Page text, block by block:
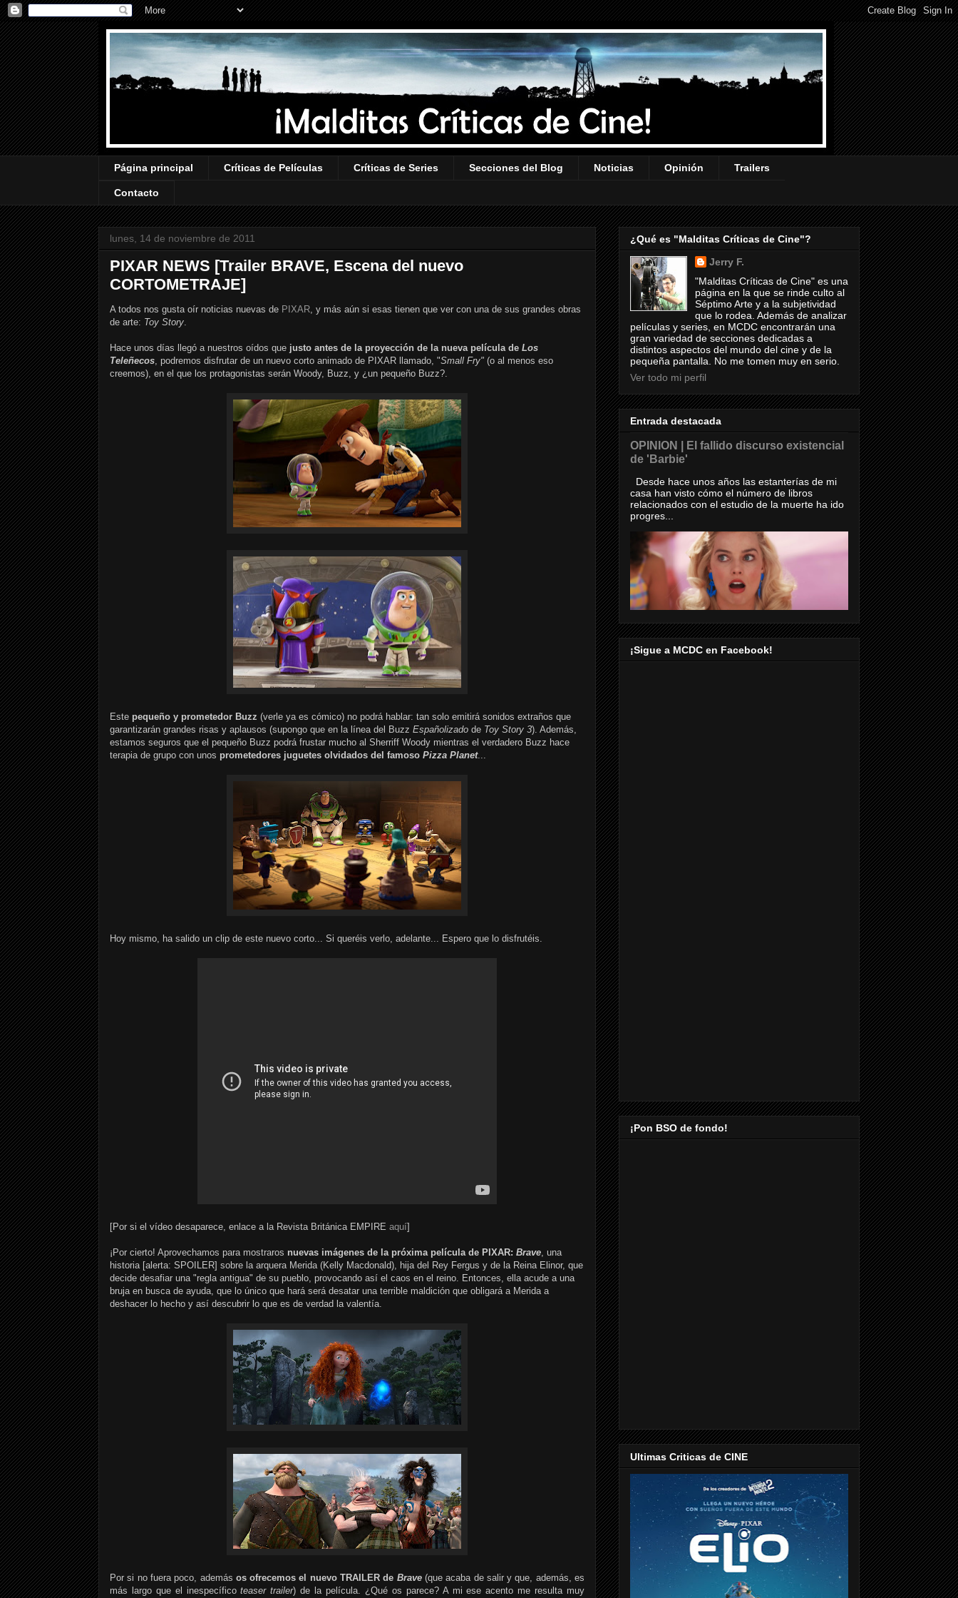
Página principal Críticas de Películas Críticas de Series Secciones del Blog Noticias Opinión Trailers
Contacto
lunes, 14 de noviembre de 2011
PIXAR NEWS [Trailer BRAVE, Escena del nuevo
CORTOMETRAJE]
A todos nos gusta oír noticias nuevas de PIXAR , y más aún si esas tienen que ver con una de sus grandes obras
de arte: Toy Story
Hace unos días llegó a nuestros oídos que justo antes de la proyección de la nueva película de Los
Teleñecos , podremos disfrutar de un nuevo corto animado de PIXAR llamado, "Small Fry" (o al menos eso
creemos), en el que los protagonistas serán Woody, Buzz, y ¿un pequeño Buzz?.
Este pequeño y prometedor Buzz (verle ya es cómico) no podrá hablar: tan solo emitirá sonidos extraños que
garantizarán grandes risas y aplausos (supongo que en la línea del Buzz Españolizado de Toy Story 3). Además,
estamos seguros que el pequeño Buzz podrá frustar mucho al Sherriff Woody mientras el verdadero Buzz hace
terapia de grupo con unos prometedores juguetes olvidados del famoso Pizza Planet...
Hoy mismo, ha salido un clip de este nuevo corto... Si queréis verlo, adelante... Espero que lo disfrutéis.
[Por si el vídeo desaparece, enlace a la Revista Británica EMPIRE aquí]
¡Por cierto! Aprovechamos para mostraros nuevas imágenes de la próxima película de PIXAR: Brave , una
historia [alerta: SPOILER] sobre la arquera Merida (Kelly Macdonald), hija del Rey Fergus y de la Reina Elinor, que
decide desafiar una "regla antigua" de su pueblo, provocando así el caos en el reino. Entonces, ella acude a una
bruja en busca de ayuda, que lo único que hará será desatar una terrible maldición que obligará a Merida a
deshacer lo hecho y así descubrir lo que es de verdad la valentía.
Por si no fuera poco, además os ofrecemos el nuevo TRAILER de Brave(que acaba de salir y que, además, es
más largo que el inespecíficoteaser trailer) de la película. ¿Qué os parece? A mi ese acento me resulta muy
¿Qué es "Malditas Críticas de Cine"?
Jerry F.
"Malditas Críticas de Cine" es una
página en la que se rinde culto al
Séptimo Arte y a la subjetividad
que lo rodea. Además de analizar
películas y series, en MCDC encontrarán una
gran variedad de secciones dedicadas a
distintos aspectos del mundo del cine y de la
pequeña pantalla. No me tomen muy en serio.
Ver todo mi perfil
Entrada destacada
OPINION | El fallido discurso existencial
de 'Barbie'
Desde hace unos años las estanterías de mi
casa han visto cómo el número de libros
relacionados con el estudio de la muerte ha ido
progres...
¡Sigue a MCDC en Facebook!
¡Pon BSO de fondo!
Ultimas Criticas de CINE